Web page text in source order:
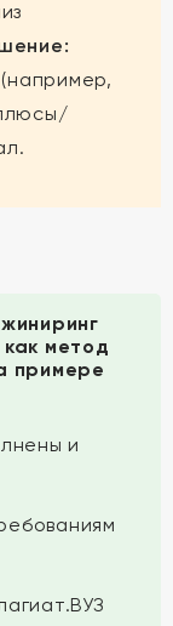
метод
примере
и